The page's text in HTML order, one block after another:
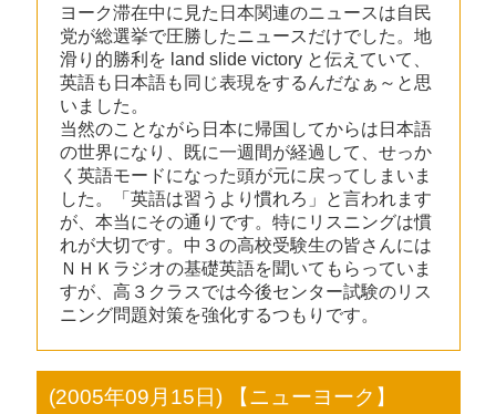
ヨーク滞在中に見た日本関連のニュースは自民
党が総選挙で圧勝したニュースだけでした。地
滑り的勝利を land slide victory と伝えていて、
英語も日本語も同じ表現をするんだなぁ～と思
いました。
当然のことながら日本に帰国してからは日本語
の世界になり、既に一週間が経過して、せっか
く英語モードになった頭が元に戻ってしまいま
した。「英語は習うより慣れろ」と言われます
が、本当にその通りです。特にリスニングは慣
れが大切です。中３の高校受験生の皆さんには
ＮＨＫラジオの基礎英語を聞いてもらっていま
すが、高３クラスでは今後センター試験のリス
ニング問題対策を強化するつもりです。
(2005年09月15日) 【ニューヨーク】